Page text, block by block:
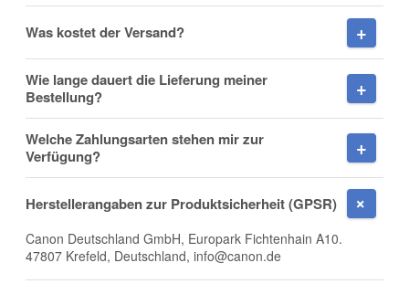
Firma
Was kostet der Versand?
Wie lange dauert die Lieferung meiner
Bestellung?
Welche Zahlungsarten stehen mir zur
Verfügung?
Herstellerangaben zur Produktsicherheit (GPSR)
Canon Deutschland GmbH, Europark Fichtenhain A10.
47807 Krefeld, Deutschland, info@canon.de